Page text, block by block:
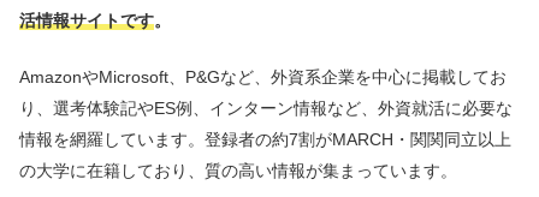
活情報サイトです。
AmazonやMicrosoft、P&Gなど、外資系企業を中心に掲載してお
り、選考体験記やES例、インターン情報など、外資就活に必要な
情報を網羅しています。登録者の約7割がMARCH・関関同立以上
の大学に在籍しており、質の高い情報が集まっています。